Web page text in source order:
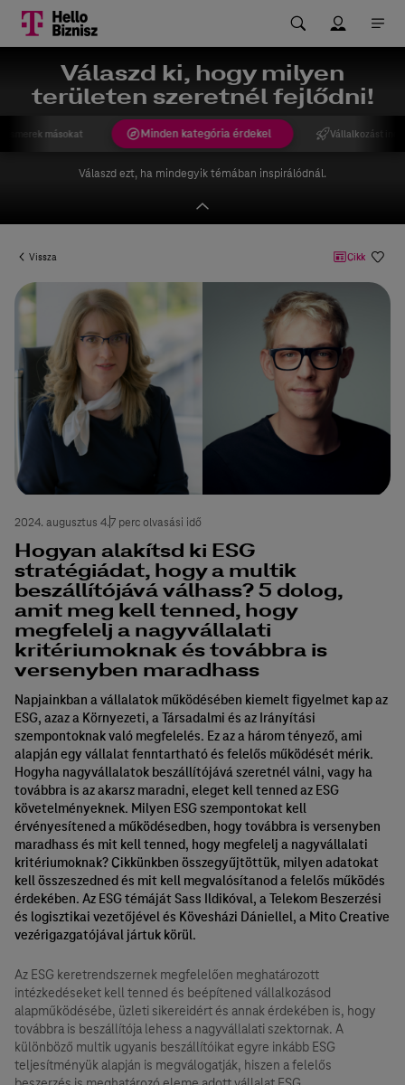
Válaszd ki, hogy milyen
területen szeretnél fejlődni!
Minden kategória érdekel Vállalkozást
másokat
Válaszd ezt, ha mindegyik témában inspirálódnál.
Vissza Cikk
Hogyan alakítsd ki ESG
stratégiádat, hogy a multik
beszállítójává válhass? 5 dolog,
amit meg kell tenned, hogy
megfelelj a nagyvállalati
kritériumoknak és továbbra is
versenyben maradhass
Napjainkban a vállalatok működésében kiemelt figyelmet kap az
ESG, azaz a Környezeti, a Társadalmi és az Irányítási
szempontoknak való megfelelés. Ez az a három tényező, ami
alapján egy vállalat fenntartható és felelős működését mérik.
Hogyha nagyvállalatok beszállítójává szeretnél válni, vagy ha
továbbra is az akarsz maradni, eleget kell tenned az ESG
követelményeknek. Milyen ESG szempontokat kell
érvényesítened a működésedben, hogy továbbra is versenyben
maradhass és mit kell tenned, hogy megfelelj a nagyvállalati
kritériumoknak? Cikkünkben összegyűjtöttük, milyen adatokat
kell összeszedned és mit kell megvalósítanod a felelős működés
érdekében. Az ESG témáját Sass Ildikóval, a Telekom Beszerzési
és logisztikai vezetőjével és Kövesházi Dániellel, a Mito Creative
vezérigazgatójával jártuk körül.
2024. augusztus 4.7 perc olvasási idő
Az ESG keretrendszernek megfelelően meghatározott
intézkedéseket kell tenned és beépítened vállalkozásod
alapműködésébe, üzleti sikereidért és annak érdekében is, hogy
továbbra is beszállítója lehess a nagyvállalati szektornak. A
különböző multik ugyanis beszállítóikat egyre inkább ESG
teljesítményük alapján is megválogatják, hiszen a felelős